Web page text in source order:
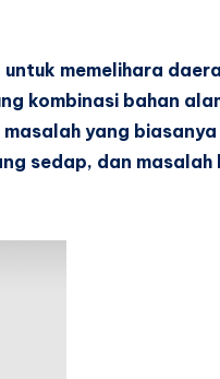
memelihara
kombinasi bahan
yang
sedap, dan